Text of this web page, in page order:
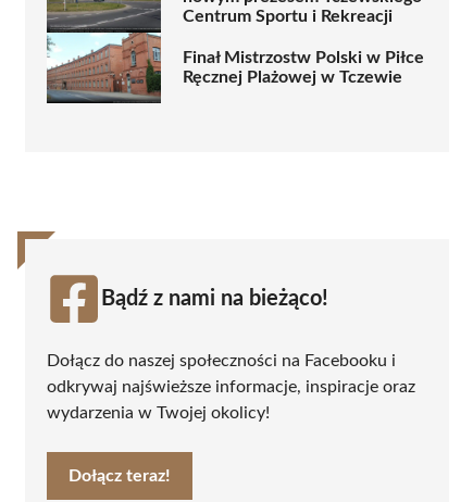
Centrum Sportu i Rekreacji
Finał Mistrzostw Polski w Piłce
Ręcznej Plażowej w Tczewie
Bądź z nami na bieżąco!
Dołącz do naszej społeczności na Facebooku i
odkrywaj najświeższe informacje, inspiracje oraz
wydarzenia w Twojej okolicy!
Dołącz teraz!